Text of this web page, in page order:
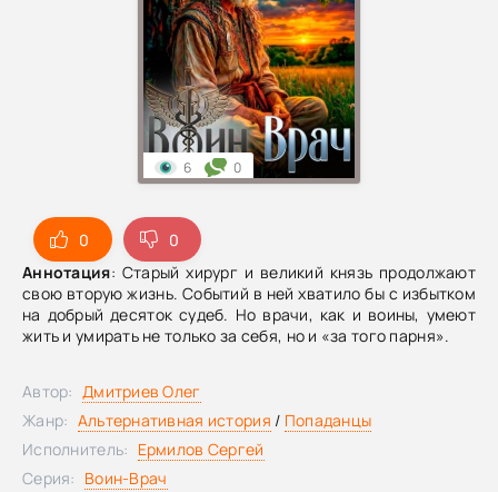
0
0
Аннотация: Старый хирург и великий князь продолжают
свою вторую жизнь. Событий в ней хватило бы с избытком
на добрый десяток судеб. Но врачи, как и воины, умеют
жить и умирать не только за себя, но и «за того парня».
6 0
Автор: Дмитриев Олег
Жанр: Альтернативная история / Попаданцы
Исполнитель: Ермилов Сергей
Серия: Воин-Врач